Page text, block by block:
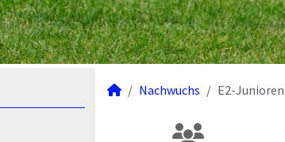
Nachwuchs E2-Junioren